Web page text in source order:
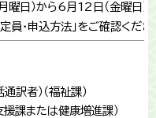
日）から6月12日（金曜日）
定員・申込方法」をご確認くださ
訳者）（福祉課）
援課または健康増進課）